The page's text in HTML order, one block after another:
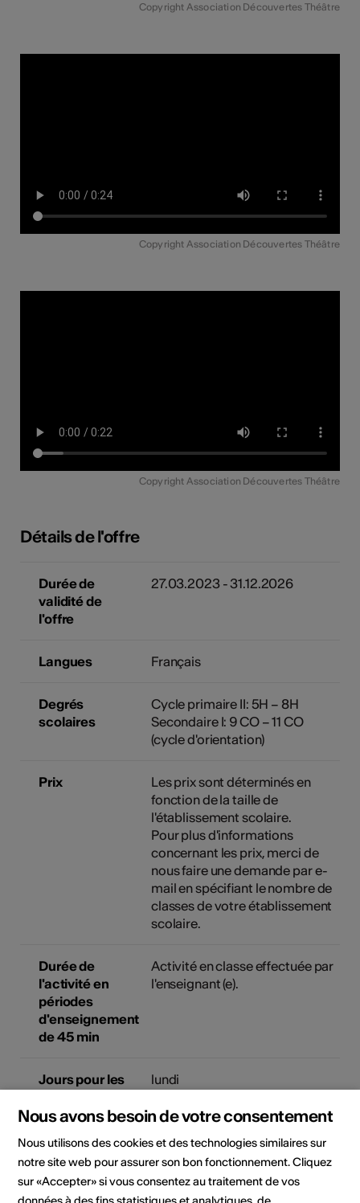
Copyright Association Découvertes Théâtre
Copyright Association Découvertes Théâtre
Copyright Association Découvertes Théâtre
Détails de l'offre
Durée de
validité de
l'offre
27.03.2023 - 31.12.2026
Langues Français
Degrés
scolaires
Cycle primaire II: 5H – 8H
Secondaire I: 9 CO – 11 CO
(cycle d'orientation)
Prix
Les prix sont déterminés en
fonction de la taille de
l'établissement scolaire.
Pour plus d'informations
concernant les prix, merci de
nous faire une demande par e-
mail en spécifiant le nombre de
classes de votre établissement
scolaire.
Durée de
l'activité en
périodes
d'enseignement
de 45 min
Activité en classe effectuée par
l'enseignant (e).
Jours pour les
lundi
mercredi
vendredi
Nous avons besoin de votre consentement
Nous utilisons des cookies et des technologies similaires sur
notre site web pour assurer son bon fonctionnement. Cliquez
sur «Accepter» si vous consentez au traitement de vos